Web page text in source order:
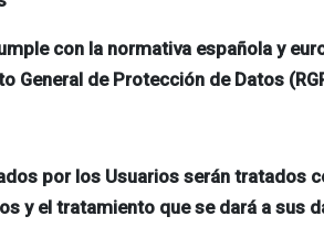
con la normativa española y
General de Protección de Datos
por los Usuarios serán tratados
y el tratamiento que se dará a sus